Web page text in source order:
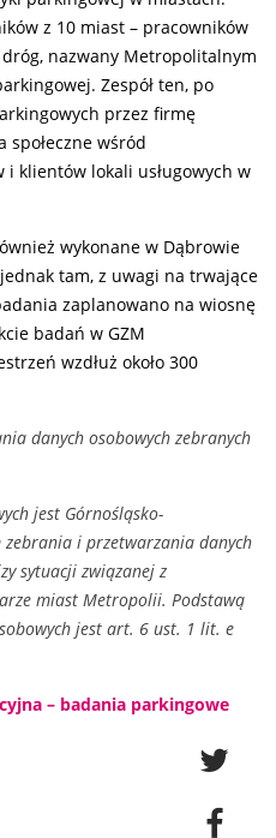
z 10 miast – pracowników
nazwany Metropolitalnym
Zespół ten, po
przez firmę
wśród
i klientów lokali usługowych w
wykonane w Dąbrowie
tam, z uwagi na trwające
zaplanowano na wiosnę
badań w GZM
wzdłuż około 300
danych osobowych zebranych
jest Górnośląsko-
zebrania i przetwarzania danych
sytuacji związanej z
miast Metropolii. Podstawą
jest art. 6 ust. 1 lit. e
– badania parkingowe